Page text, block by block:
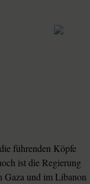
führenden Köpfe
ist die Regierung
Gaza und im Libanon